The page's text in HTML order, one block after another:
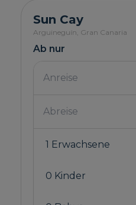
Sun Cay
Arguineguín, Gran Canaria
Ab nur